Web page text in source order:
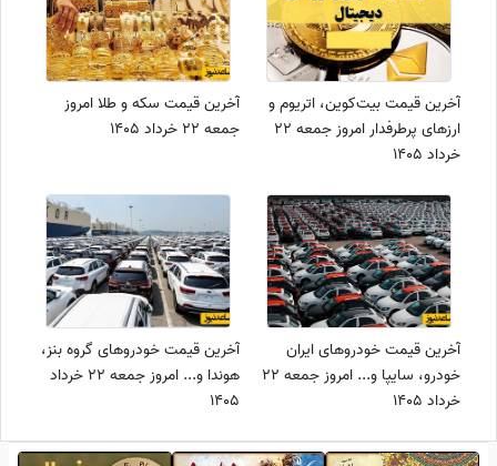
آخرین قیمت بیت‌‌کوین، اتریوم و
ارزهای پرطرفدار امروز جمعه 22
خرداد 1405
آخرین قیمت سکه و طلا امروز
جمعه 22 خرداد 1405
آخرین قیمت خودروهای ایران‌
خودرو، سایپا و... امروز جمعه 22
خرداد 1405
آخرین قیمت خودروهای گروه بنز،
هوندا و... امروز جمعه 22 خرداد
1405